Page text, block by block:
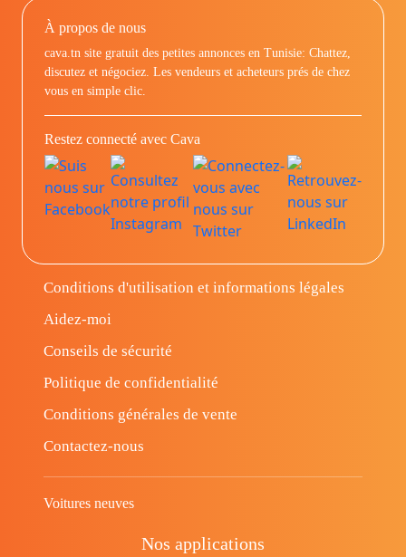
À propos de nous
cava.tn site gratuit des petites annonces en Tunisie: Chattez,
discutez et négociez. Les vendeurs et acheteurs prés de chez
vous en simple clic.
Restez connecté avec Cava
Conditions d'utilisation et informations légales
Aidez-moi
Conseils de sécurité
Politique de confidentialité
Conditions générales de vente
Contactez-nous
Voitures neuves
Nos applications